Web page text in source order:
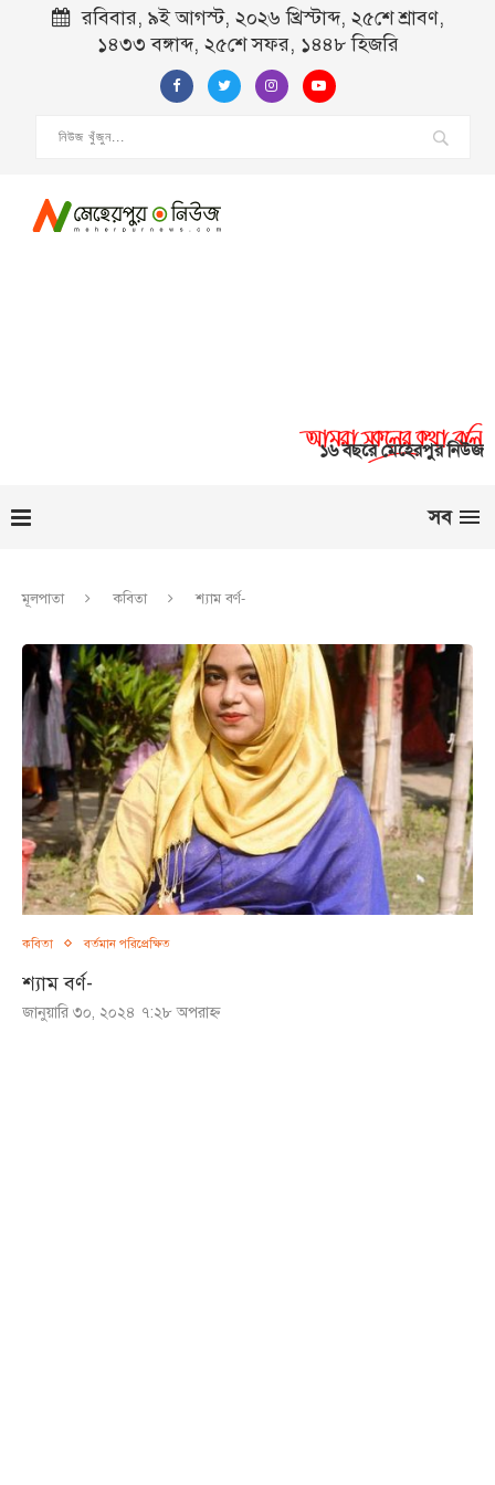
রবিবার, ৯ই আগস্ট, ২০২৬ খ্রিস্টাব্দ, ২৫শে শ্রাবণ,
১৪৩৩ বঙ্গাব্দ, ২৫শে সফর, ১৪৪৮ হিজরি
১৬ বছরে মেহেরপুর নিউজ
সব
মূলপাতা কবিতা শ্যাম বর্ণ-
কবিতা বর্তমান পরিপ্রেক্ষিত
শ্যাম বর্ণ-
জানুয়ারি ৩০, ২০২৪ ৭:২৮ অপরাহ্ণ